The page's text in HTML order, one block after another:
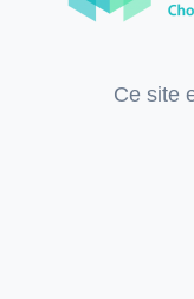
Ce site